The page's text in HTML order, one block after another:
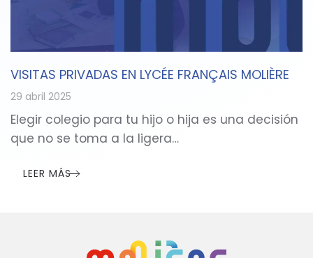
VISITAS PRIVADAS EN LYCÉE FRANÇAIS MOLIÈRE
29 abril 2025
Elegir colegio para tu hijo o hija es una decisión
que no se toma a la ligera…
LEER MÁS